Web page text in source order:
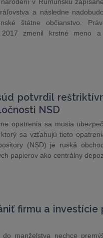
a následne
štátne občianstvo.
zmenil krstné meno a
potvrdil
NSD
opatrenia sa musia
sa vzťahujú tieto
(NSD) je ruská
papierov ako centrálny
firmu a
manželstva nechce